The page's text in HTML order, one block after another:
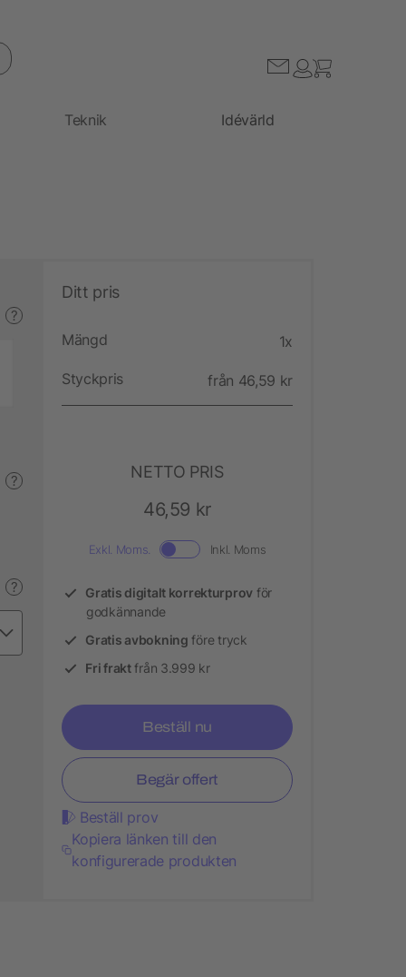
Teknik Idévärld
?
?
?
Ditt pris
Mängd 1x
Styckpris från 46,59 kr
NETTO PRIS
46,59 kr
Exkl. Moms. Inkl. Moms
Gratis digitalt korrekturprov för
godkännande
Gratis avbokning före tryck
Fri fraktfrån 3.999 kr
Beställ nu
Begär offert
Beställ prov
Kopiera länken till den
konfigurerade produkten